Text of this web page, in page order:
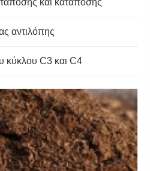
αντιλόπης
κύκλου C3 και C4